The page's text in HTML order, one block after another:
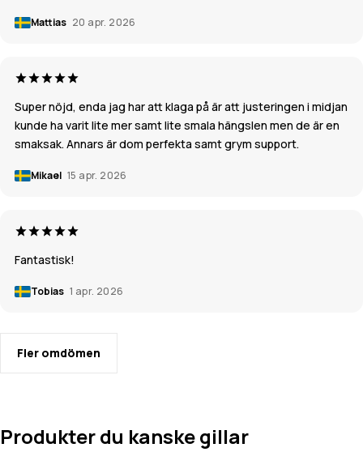
Mattias 20 apr. 2026
Super nöjd, enda jag har att klaga på är att justeringen i midjan
kunde ha varit lite mer samt lite smala hängslen men de är en
smaksak. Annars är dom perfekta samt grym support.
Mikael 15 apr. 2026
Fantastisk!
Tobias 1 apr. 2026
Fler omdömen
Produkter du kanske gillar